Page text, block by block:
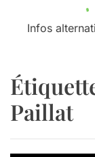
Infos
Paillat